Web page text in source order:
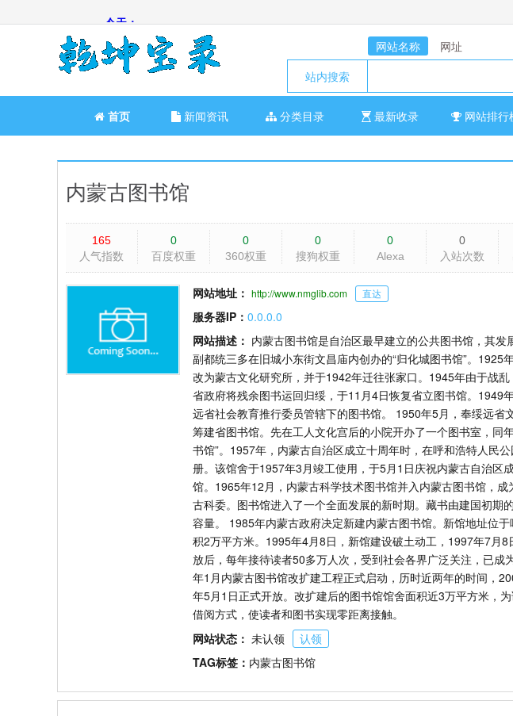
网站名称
网址
站内搜索
首页 新闻资讯 分类目录 最新收录 网站排行
内蒙古图书馆
165
人气指数
0
百度权重
0
360权重
0
搜狗权重
0
Alexa
0
入站次数
网站地址： http://www.nmglib.com 直达
服务器IP： 0.0.0.0
网站描述： 内蒙古图书馆是自治区最早建立的公共图书馆，其
副都统三多在旧城小东街文昌庙内创办的“归化城图书馆”。1925
改为蒙古文化研究所，并于1942年迁往张家口。1945年由于战
省政府将残余图书运回归绥，于11月4日恢复省立图书馆。1949
远省社会教育推行委员管辖下的图书馆。 1950年5月，奉绥远
筹建省图书馆。先在工人文化宫后的小院开办了一个图书室，同
书馆”。1957年，内蒙古自治区成立十周年时，在呼和浩特人民
册。该馆舍于1957年3月竣工使用，于5月1日庆祝内蒙古自治区
馆。1965年12月，内蒙古科学技术图书馆并入内蒙古图书馆，
古科委。图书馆进入了一个全面发展的新时期。藏书由建国初期
容量。 1985年内蒙古政府决定新建内蒙古图书馆。新馆地址位
积2万平方米。1995年4月8日，新馆建设破土动工，1997年7月
放后，每年接待读者50多万人次，受到社会各界广泛关注，已
年1月内蒙古图书馆改扩建工程正式启动，历时近两年的时间，
年5月1日正式开放。改扩建后的图书馆馆舍面积近3万平方米，
借阅方式，使读者和图书实现零距离接触。
网站状态： 未认领
认领
TAG标签： 内蒙古图书馆